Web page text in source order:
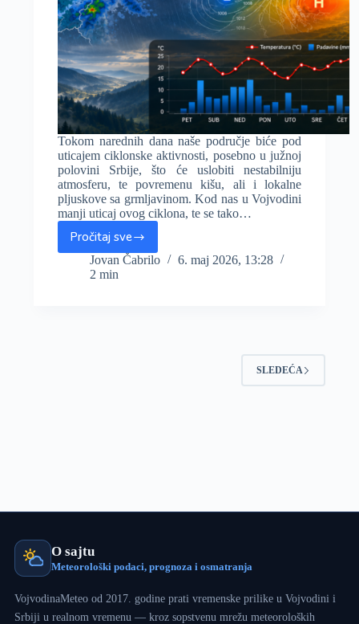
Tokom narednih dana naše područje biće pod
uticajem ciklonske aktivnosti, posebno u južnoj
polovini Srbije, što će uslobiti nestabilniju
atmosferu, te povremenu kišu, ali i lokalne
pljuskove sa grmljavinom. Kod nas u Vojvodini
manji uticaj ovog ciklona, te se tako…
Pročitaj sve
Naredna
tri
dana
Jovan Čabrilo
6. maj 2026, 13:28
2 min
SLEDEĆA
O sajtu
Meteorološki podaci, prognoza i osmatranja
VojvodinaMeteo od 2017. godine prati vremenske prilike u Vojvodini i
Srbiji u realnom vremenu — kroz sopstvenu mrežu meteoroloških